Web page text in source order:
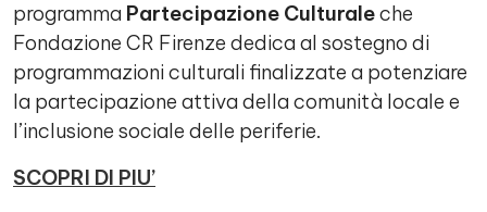
programma Partecipazione Culturaleche
Fondazione CR Firenze dedica al sostegno di
programmazioni culturali finalizzate a potenziare
la partecipazione attiva della comunità locale e
l’inclusione sociale delle periferie.
SCOPRI DI PIU’